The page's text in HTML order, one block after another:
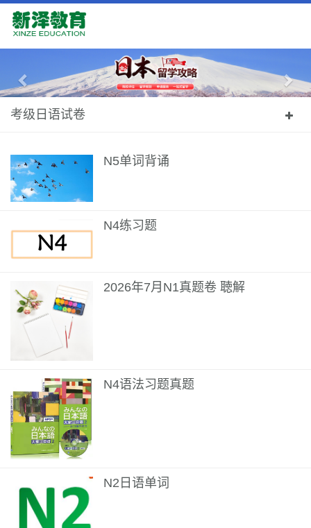
考级日语试卷
N5单词背诵
N4练习题
2026年7月N1真题卷 聴解
N4语法习题真题
N2日语单词